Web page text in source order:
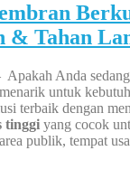
& Tahan
Anda
untuk
terbaik dengan
tinggi yang cocok
publik, tempat